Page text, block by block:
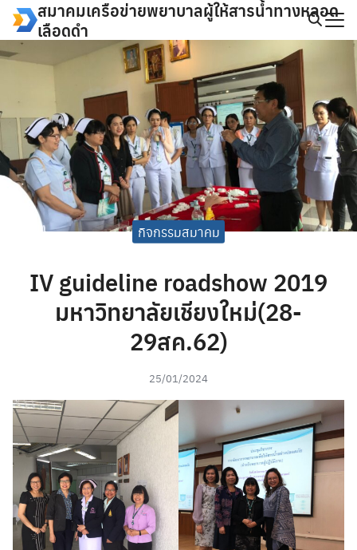
Skip
content
สมาคมเครือข่ายพยาบาลผู้ให้สารน้ำทางหลอด
เลือดดำ
Search
for:
กิจกรรมสมาคม
IV guideline roadshow 2019
มหาวิทยาลัยเชียงใหม่(28-
29สค.62)
25/01/2024